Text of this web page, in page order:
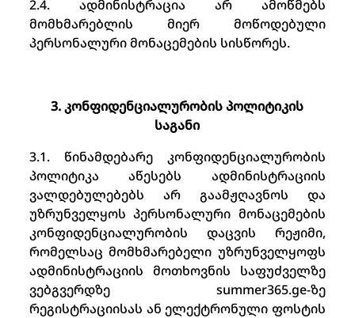
2.4. ადმინისტრაცია არ ამოწმებს
მომხმარებლის მიერ მოწოდებული
პერსონალური მონაცემების სისწორეს.
3. კონფიდენციალურობის პოლიტიკის
საგანი
3.1. წინამდებარე კონფიდენციალურობის
პოლიტიკა აწესებს ადმინისტრაციის
ვალდებულებებს არ გაამჟღავნოს და
უზრუნველყოს პერსონალური მონაცემების
კონფიდენციალურობის დაცვის რეჟიმი,
რომელსაც მომხმარებელი უზრუნველყოფს
ადმინისტრაციის მოთხოვნის საფუძველზე
ვებგვერდზე summer365.ge-ზე
რეგისტრაციისას ან ელექტრონული ფოსტის